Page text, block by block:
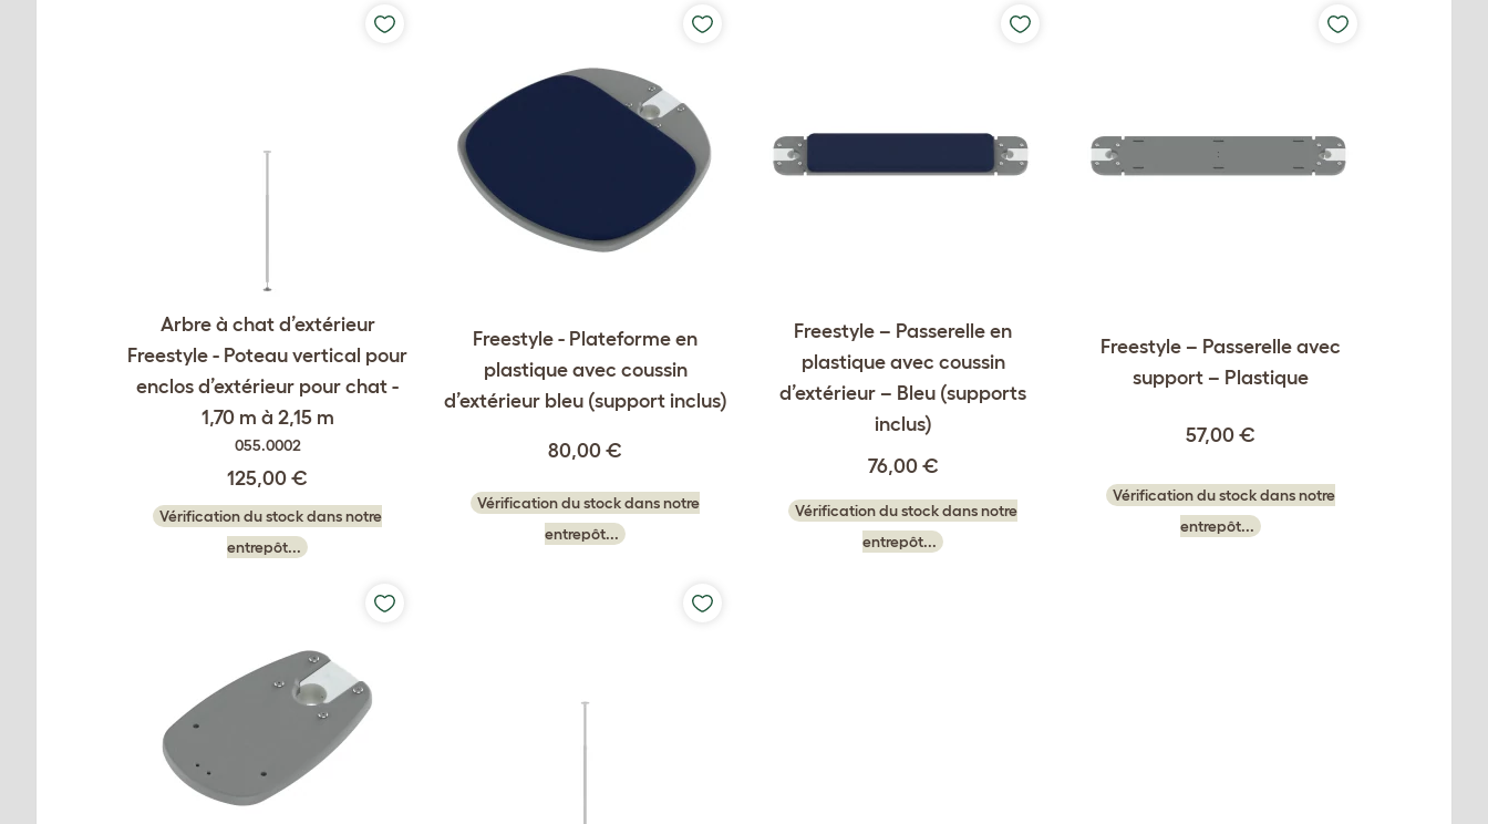
Arbre à chat d’extérieur
Freestyle - Poteau vertical pour
enclos d’extérieur pour chat -
1,70 m à 2,15 m
055.0002
125,00 €
Vérification du stock dans notre
entrepôt...
Freestyle - Plateforme en
plastique avec coussin
d’extérieur bleu (support inclus)
80,00 €
Vérification du stock dans notre
entrepôt...
Freestyle – Passerelle en
plastique avec coussin
d’extérieur – Bleu (supports
inclus)
76,00 €
Vérification du stock dans notre
entrepôt...
Freestyle – Passerelle avec
support – Plastique
57,00 €
Vérification du stock dans notre
entrepôt...